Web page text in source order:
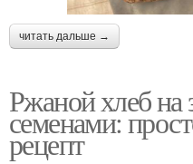
читать дальше →
Ржаной хлеб на
семенами:
рецепт